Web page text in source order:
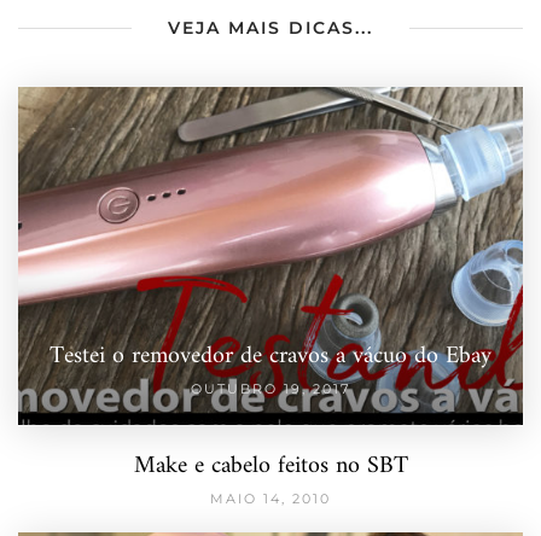
VEJA MAIS DICAS...
Testei o removedor de cravos a vácuo do Ebay
OUTUBRO 19, 2017
Make e cabelo feitos no SBT
MAIO 14, 2010